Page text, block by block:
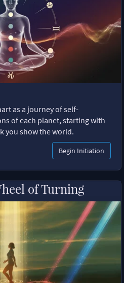
as a journey of self-
of each planet, starting with
you show the world.
Begin Initiation
of Turning